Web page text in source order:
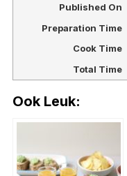
Published On
Preparation Time
Cook Time
Total Time
Ook Leuk: